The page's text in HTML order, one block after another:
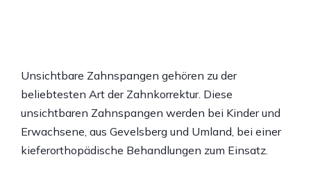
Unsichtbare Zahnspangen gehören zu der
beliebtesten Art der Zahnkorrektur. Diese
unsichtbaren Zahnspangen werden bei Kinder und
Erwachsene, aus Gevelsberg und Umland, bei einer
kieferorthopädische Behandlungen zum Einsatz.